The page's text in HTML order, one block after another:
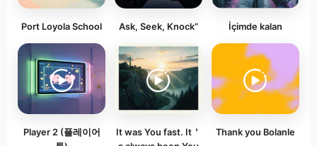
Port Loyola School Ask, Seek, Knock” İçimde kalan
Player 2 (플레이어
It was You fast. It＇
Thank you Bolanle